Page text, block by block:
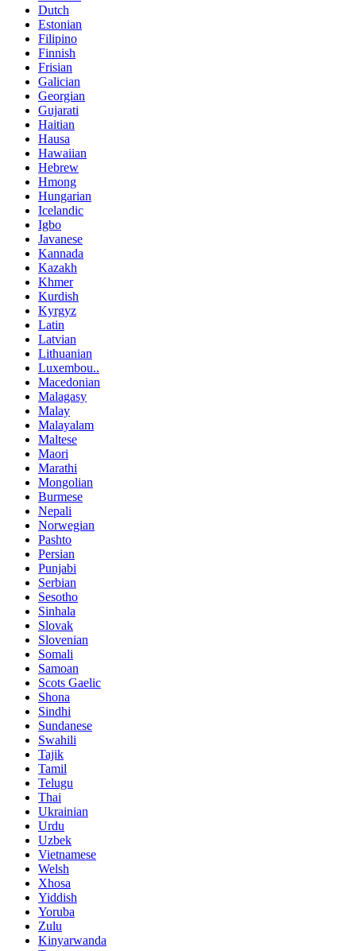
Dutch
Estonian
Filipino
Finnish
Frisian
Galician
Georgian
Gujarati
Haitian
Hausa
Hawaiian
Hebrew
Hmong
Hungarian
Icelandic
Igbo
Javanese
Kannada
Kazakh
Khmer
Kurdish
Kyrgyz
Latin
Latvian
Lithuanian
Luxembou..
Macedonian
Malagasy
Malay
Malayalam
Maltese
Maori
Marathi
Mongolian
Burmese
Nepali
Norwegian
Pashto
Persian
Punjabi
Serbian
Sesotho
Sinhala
Slovak
Slovenian
Somali
Samoan
Scots Gaelic
Shona
Sindhi
Sundanese
Swahili
Tajik
Tamil
Telugu
Thai
Ukrainian
Urdu
Uzbek
Vietnamese
Welsh
Xhosa
Yiddish
Yoruba
Zulu
Kinyarwanda